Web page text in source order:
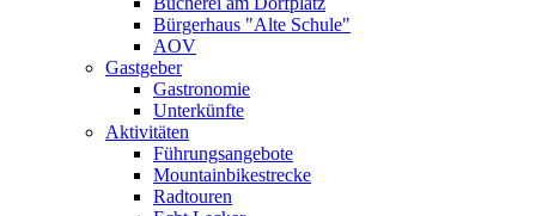
Bürgerhaus "Alte Schule"
AOV
Gastgeber
Gastronomie
Unterkünfte
Aktivitäten
Führungsangebote
Mountainbikestrecke
Radtouren